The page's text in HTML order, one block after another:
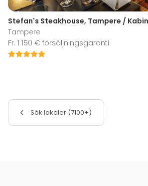
Stefan's Steakhouse, Tampere /
Tampere
Fr. 1 150 € försäljningsgaranti
Sök lokaler (7100+)